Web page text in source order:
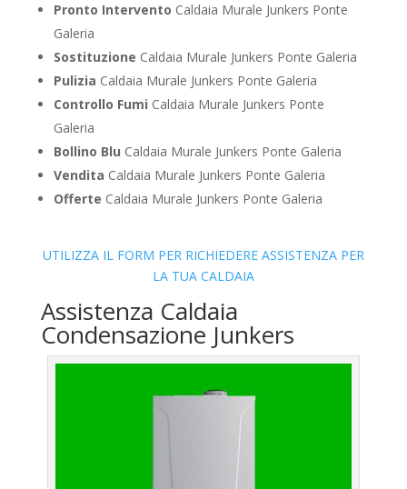
Pronto Intervento Caldaia Murale Junkers Ponte
Galeria
Sostituzione Caldaia Murale Junkers Ponte Galeria
Pulizia Caldaia Murale Junkers Ponte Galeria
Controllo Fumi Caldaia Murale Junkers Ponte
Galeria
Bollino Blu Caldaia Murale Junkers Ponte Galeria
Vendita Caldaia Murale Junkers Ponte Galeria
Offerte Caldaia Murale Junkers Ponte Galeria
UTILIZZA IL FORM PER RICHIEDERE ASSISTENZA PER
LA TUA CALDAIA
Assistenza Caldaia
Condensazione Junkers